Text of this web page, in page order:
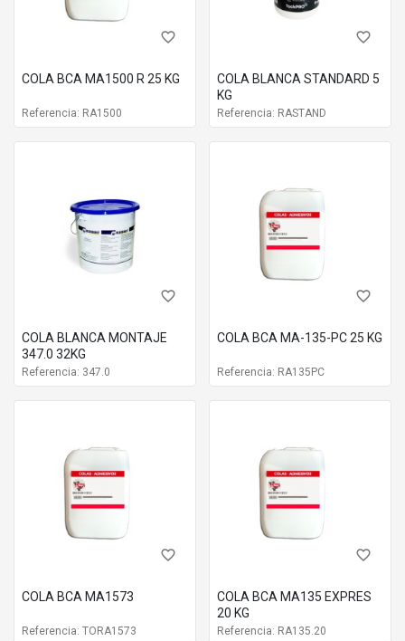
favorite_border
COLA BCA MA1500 R 25 KG
Referencia: RA1500
favorite_border
COLA BLANCA STANDARD 5
KG
Referencia: RASTAND
favorite_border
COLA BLANCA MONTAJE
347.0 32KG
Referencia: 347.0
favorite_border
COLA BCA MA-135-PC 25 KG
Referencia: RA135PC
favorite_border
COLA BCA MA1573
Referencia: TORA1573
favorite_border
COLA BCA MA135 EXPRES
20 KG
Referencia: RA135.20